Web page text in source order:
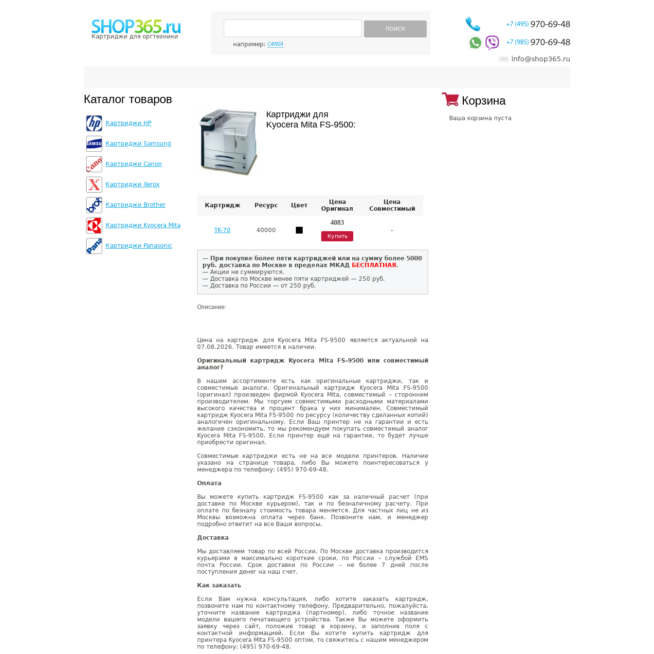
Картриджи для оргтехники
ПОИСК
например: C4092A
+7 (495) 970-69-48
+7 (985) 970-69-48
info@shop365.ru
Каталог товаров
Картриджи HP
Картриджи Samsung
Картриджи Canon
Картриджи Xerox
Картриджи Brother
Картриджи Kyocera Mita
Картриджи Panasonic
Картриджи для
Kyocera Mita FS-9500:
Картридж Ресурс Цвет
Цена
Оригинал
Цена
Совместимый
TK-70 40000
4083
Купить
-
— При покупке более пяти картриджей или на сумму более 5000
руб. доставка по Москве в пределах МКАД БЕСПЛАТНАЯ .
— Акции не суммируются.
— Доставка по Москве менее пяти картриджей — 250 руб.
— Доставка по России — от 250 руб.
Описание:
Цена на картридж для Kyocera Mita FS-9500 является актуальной на
07.08.2026. Товар имеется в наличии.
Оригинальный картридж Kyocera Mita FS-9500 или совместимый
аналог?
В нашем ассортименте есть как оригинальные картриджи, так и
совместимые аналоги. Оригинальный картридж Kyocera Mita FS-9500
(оригинал) произведен фирмой Kyocera Mita, совместимый – сторонним
производителем. Мы торгуем совместимыми расходными материалами
высокого качества и процент брака у них минимален. Совместимый
картридж Kyocera Mita FS-9500 по ресурсу (количеству сделанных копий)
аналогичен оригинальному. Если Ваш принтер не на гарантии и есть
желание сэкономить, то мы рекомендуем покупать совместимый аналог
Kyocera Mita FS-9500. Если принтер ещё на гарантии, то будет лучше
приобрести оригинал.
Совместимые картриджи есть не на все модели принтеров. Наличие
указано на странице товара, либо Вы можете поинтересоваться у
менеджера по телефону: (495) 970-69-48.
Оплата
Вы можете купить картридж FS-9500 как за наличный расчет (при
доставке по Москве курьером), так и по безналичному расчету. При
оплате по безналу стоимость товара меняется. Для частных лиц не из
Москвы возможна оплата через банк. Позвоните нам, и менеджер
подробно ответит на все Ваши вопросы.
Доставка
Мы доставляем товар по всей России. По Москве доставка производится
курьерами в максимально короткие сроки, по России – службой EMS
почта России. Срок доставки по России – не более 7 дней после
поступления денег на наш счет.
Как заказать
Если Вам нужна консультация, либо хотите заказать картридж,
позвоните нам по контактному телефону. Предварительно, пожалуйста,
уточните название картриджа (партномер), либо точное название
модели вашего печатающего устройства. Также Вы можете оформить
заявку через сайт, положив товар в корзину, и заполнив поля с
контактной информацией. Если Вы хотите купить картридж для
принтера Kyocera Mita FS-9500 оптом, то свяжитесь с нашим менеджером
по телефону: (495) 970-69-48.
Корзина
Ваша корзина пуста